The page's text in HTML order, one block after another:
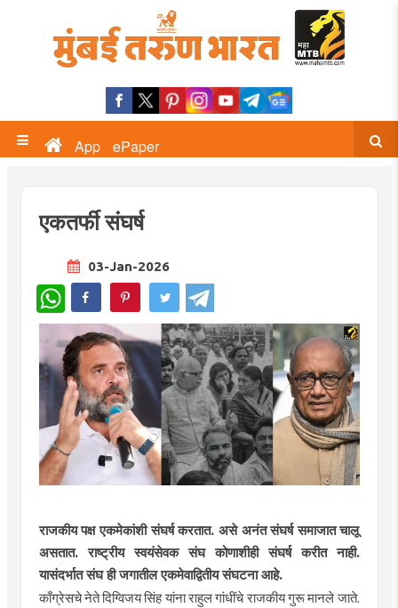
App ePaper
एकतर्फी संघर्ष
03-Jan-2026
WhatsApp
राजकीय पक्ष एकमेकांशी संघर्ष करतात. असे अनंत संघर्ष समाजात चालू
असतात. राष्ट्रीय स्वयंसेवक संघ कोणाशीही संघर्ष करीत नाही.
यासंदर्भातसंघ ही जगातीलएकमेवाद्वितीयसंघटना आहे.
काँग्रेसचे नेते दिग्विजय सिंह यांना राहुलगांधींचेराजकीय गुरू मानले जाते.